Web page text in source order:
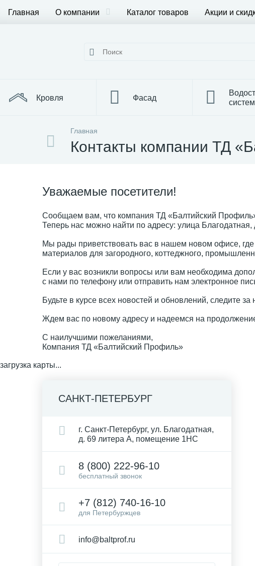
Главная О компании Каталог товаров Акции и
Кровля Фасад
Металлопрокат
Главная
Контакты компании ТД
Уважаемые посетители!
Сообщаем вам, что компания ТД «Балтийский
Теперь нас можно найти по адресу: улица
Мы рады приветствовать вас в нашем новом офисе,
материалов для загородного, коттеджного,
Если у вас возникли вопросы или вам необходима
с нами по телефону или отправить нам электронное
Будьте в курсе всех новостей и обновлений, следите
Ждем вас по новому адресу и надеемся на
С наилучшими пожеланиями,
Компания ТД «Балтийский Профиль»
САНКТ-ПЕТЕРБУРГ
г. Санкт-Петербург, ул. Благодатная,
д. 69 литера А, помещение 1НС
8 (800) 222-96-10
бесплатный звонок
+7 (812) 740-16-10
для Петербуржцев
info@baltprof.ru
загрузка карты...